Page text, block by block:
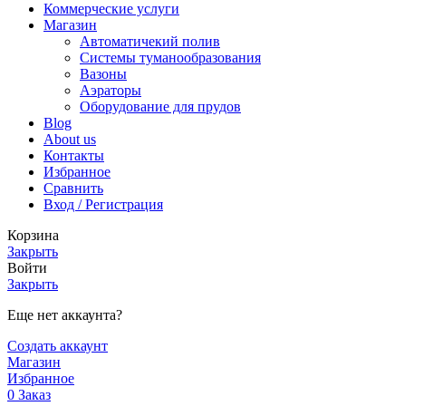
Коммерческие услуги
Магазин
Автоматичекий полив
Системы туманообразования
Вазоны
Аэраторы
Оборудование для прудов
Blog
About us
Контакты
Избранное
Сравнить
Вход / Регистрация
Корзина
Закрыть
Войти
Закрыть
Еще нет аккаунта?
Создать аккаунт
Магазин
Избранное
0 Заказ